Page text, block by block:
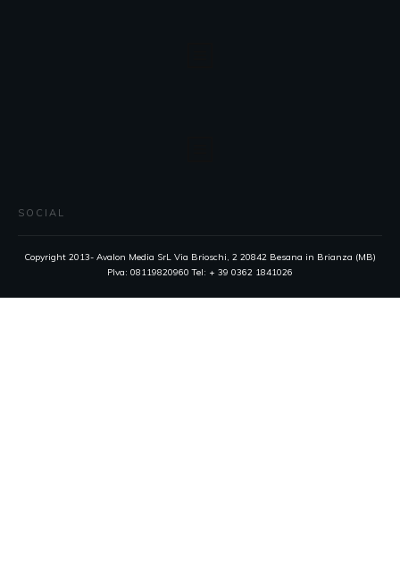
SOCIAL
Copyright 2013- Avalon Media SrL Via Brioschi, 2 20842 Besana in Brianza (MB)
PIva: 08119820960 Tel: + 39 0362 1841026